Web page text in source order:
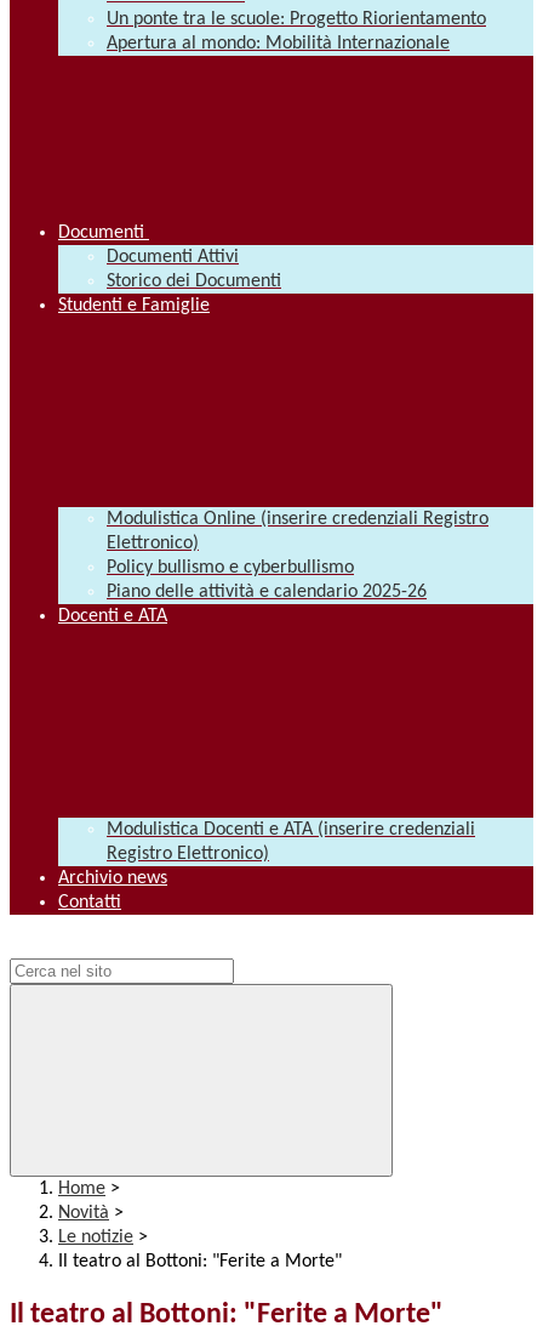
Un ponte tra le scuole: Progetto Riorientamento
Apertura al mondo: Mobilità Internazionale
Documenti
Documenti Attivi
Storico dei Documenti
Studenti e Famiglie
Modulistica Online (inserire credenziali Registro
Elettronico)
Policy bullismo e cyberbullismo
Piano delle attività e calendario 2025-26
Docenti e ATA
Modulistica Docenti e ATA (inserire credenziali
Registro Elettronico)
Archivio news
Contatti
Home >
Novità >
Le notizie >
Il teatro al Bottoni: "Ferite a Morte"
Il teatro al Bottoni: "Ferite a Morte"